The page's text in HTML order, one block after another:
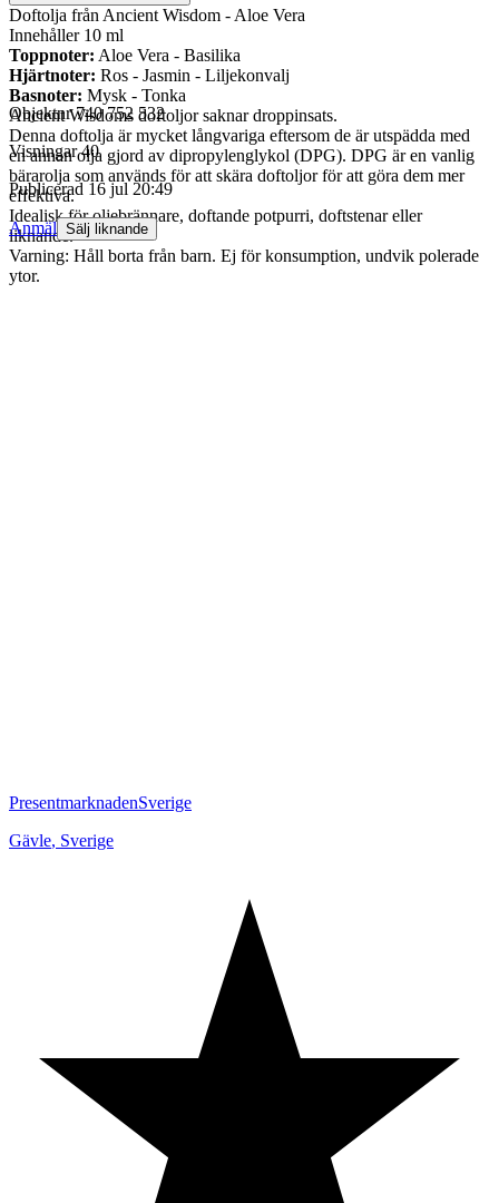
Doftolja från Ancient Wisdom - Aloe Vera
Innehåller 10 ml
Toppnoter: Aloe Vera - Basilika
Hjärtnoter: Ros - Jasmin - Liljekonvalj
Basnoter: Mysk - Tonka
Ancient Wisdoms doftoljor saknar droppinsats.
Denna doftolja är mycket långvariga eftersom de är utspädda med
en annan olja gjord av dipropylenglykol (DPG). DPG är en vanlig
bärarolja som används för att skära doftoljor för att göra dem mer
effektiva.
Idealisk för oljebrännare, doftande potpurri, doftstenar eller
liknande.
Varning: Håll borta från barn. Ej för konsumption, undvik polerade
ytor.
Objektnr 740 752 532
Visningar 40
Publicerad 16 jul 20:49
Anmäl Sälj liknande
PresentmarknadenSverige
Gävle, Sverige